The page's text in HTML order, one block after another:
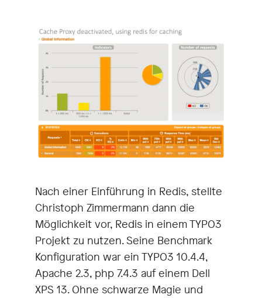
Nach einer Einführung in Redis, stellte
Christoph Zimmermann dann die
Möglichkeit vor, Redis in einem TYPO3
Projekt zu nutzen. Seine Benchmark
Konfiguration war ein TYPO3 10.4.4,
Apache 2.3, php 7.4.3 auf einem Dell
XPS 13. Ohne schwarze Magie und